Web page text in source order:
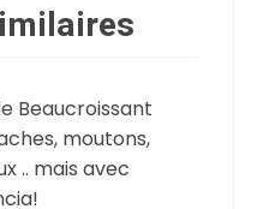
Beaucroissant
moutons,
.. mais avec